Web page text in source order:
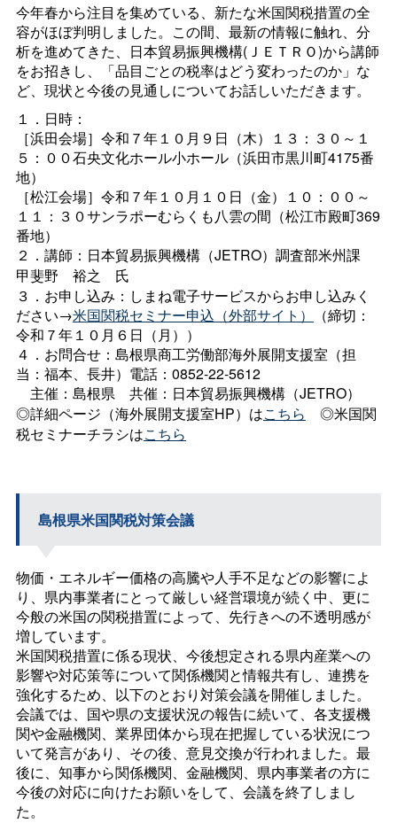
今年春から注目を集めている、新たな米国関税措置の全
容がほぼ判明しました。この間、最新の情報に触れ、分
析を進めてきた、日本貿易振興機構(ＪＥＴＲＯ)から講師
をお招きし、「品目ごとの税率はどう変わったのか」な
ど、現状と今後の見通しについてお話しいただきます。
１．日時：
［浜田会場］令和７年１０月９日（木）１３：３０～１
５：００石央文化ホール小ホール（浜田市黒川町4175番
地）
［松江会場］令和７年１０月１０日（金）１０：００～
１１：３０サンラポーむらくも八雲の間（松江市殿町369
番地）
２．講師：日本貿易振興機構（JETRO）調査部米州課
甲斐野
裕之
氏
３．お申し込み：しまね電子サービスからお申し込みく
ださい→米国関税セミナー申込（外部サイト）
（締切：
令和７年１０月６日（月））
４．お問合せ：島根県商工労働部海外展開支援室（担
当：福本、長井）電話：0852-22-5612
主催：島根県
共催：日本貿易振興機構（JETRO）
◎詳細ページ（海外展開支援室HP）はこちら
◎米国関
税セミナーチラシはこちら
島根県米国関税対策会議
物価・エネルギー価格の高騰や人手不足などの影響によ
り、県内事業者にとって厳しい経営環境が続く中、更に
今般の米国の関税措置によって、先行きへの不透明感が
増しています。
米国関税措置に係る現状、今後想定される県内産業への
影響や対応策等について関係機関と情報共有し、連携を
強化するため、以下のとおり対策会議を開催しました。
会議では、国や県の支援状況の報告に続いて、各支援機
関や金融機関、業界団体から現在把握している状況につ
いて発言があり、その後、意見交換が行われました。最
後に、知事から関係機関、金融機関、県内事業者の方に
今後の対応に向けたお願いをして、会議を終了しまし
た。